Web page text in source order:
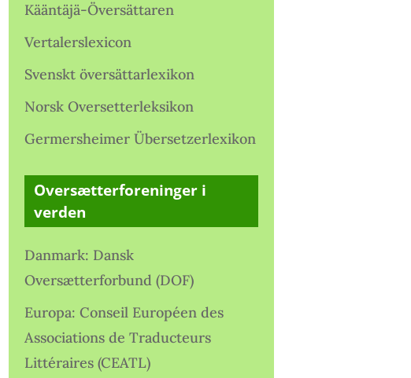
Kääntäjä-Översättaren
Vertalerslexicon
Svenskt översättarlexikon
Norsk Oversetterleksikon
Germersheimer Übersetzerlexikon
Oversætterforeninger i
verden
Danmark: Dansk
Oversætterforbund (DOF)
Europa: Conseil Européen des
Associations de Traducteurs
Littéraires (CEATL)